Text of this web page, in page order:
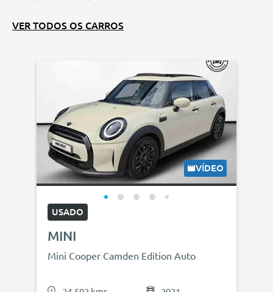
VER TODOS OS CARROS
VÍDEO
USADO
MINI
Mini Cooper Camden Edition Auto